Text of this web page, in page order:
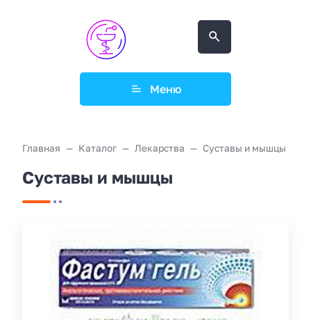
Меню
Главная Каталог Лекарства Суставы и мышцы
Суставы и мышцы